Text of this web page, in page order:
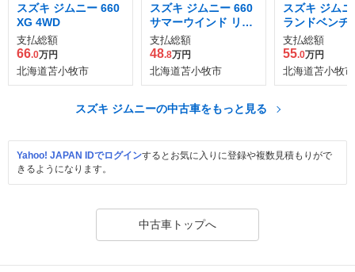
スズキ ジムニー 660
XG 4WD
支払総額
66.0万円
北海道苫小牧市
スズキ ジムニー 660
サマーウインド リミ
テッド 4WD
支払総額
48.8万円
北海道苫小牧市
スズキ ジム
ランドベンチ
WD
支払総額
55.0万円
北海道苫小牧市
スズキ ジムニーの中古車をもっと見る
Yahoo! JAPAN IDでログインするとお気に入りに登録や複数見積もりがで
きるようになります。
中古車トップへ